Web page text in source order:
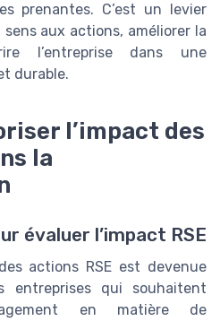
prenantes. C’est un levier
aux actions, améliorer la
l’entreprise dans une
durable.
l’impact des
la
évaluer l’impact RSE
actions RSE est devenue
entreprises qui souhaitent
en matière de